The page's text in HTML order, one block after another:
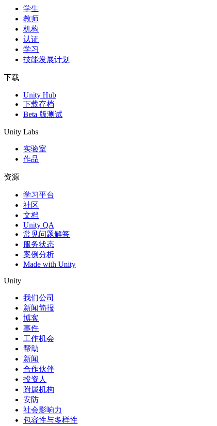
独立游戏
小团队也能做出大游戏
XR 游戏
跨平台发布 XR 游戏
多人游戏
简化多人游戏开发
学生
教师
机构
认证
学习
技能发展计划
下载
Unity Hub
下载存档
Beta 版测试
Unity Labs
实验室
作品
资源
学习平台
社区
文档
Unity QA
常见问题解答
服务状态
案例分析
Made with Unity
Unity
我们公司
新闻简报
博客
事件
工作机会
帮助
新闻
合作伙伴
投资人
附属机构
安防
社会影响力
包容性与多样性